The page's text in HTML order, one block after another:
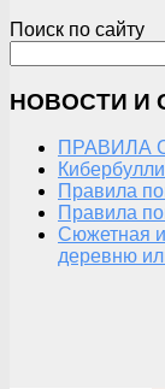
Поиск по сайту
НОВОСТИ И
ПРАВИЛА
Правила
Правила
Сюжетная
деревню